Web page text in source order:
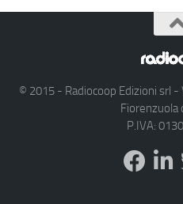
© 2015 - Radiocoop Edizioni srl
Fiorenzuola
P.IVA: